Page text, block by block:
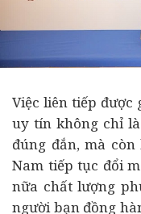
Việc liên tiếp được
uy tín không chỉ
đúng đắn, mà
Nam tiếp tục đổi
nữa chất lượng
người bạn đồng